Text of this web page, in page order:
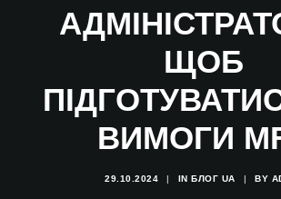
БЛОГ
SEARCH
ЩОБ
ВИМОГИ
29.10.2024 | IN БЛОГ UA | BY